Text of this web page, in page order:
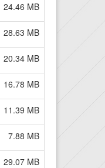
24.46 MB
28.63 MB
20.34 MB
16.78 MB
11.39 MB
7.88 MB
29.07 MB